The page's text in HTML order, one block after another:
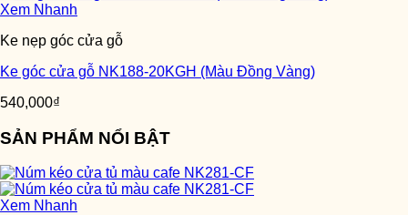
Xem Nhanh
Ke nẹp góc cửa gỗ
Ke góc cửa gỗ NK188-20KGH (Màu Đồng Vàng)
540,000₫
SẢN PHẨM NỔI BẬT
Xem Nhanh